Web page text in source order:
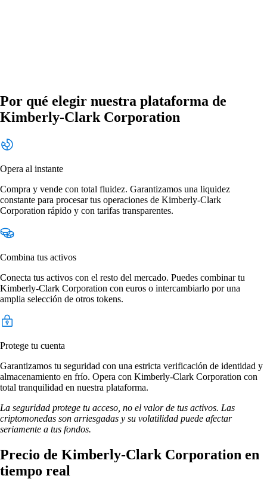
Por qué elegir nuestra plataforma de
Kimberly-Clark Corporation
Opera al instante
Compra y vende con total fluidez. Garantizamos una liquidez
constante para procesar tus operaciones de Kimberly-Clark
Corporation rápido y con tarifas transparentes.
Combina tus activos
Conecta tus activos con el resto del mercado. Puedes combinar tu
Kimberly-Clark Corporation con euros o intercambiarlo por una
amplia selección de otros tokens.
Protege tu cuenta
Garantizamos tu seguridad con una estricta verificación de identidad y
almacenamiento en frío. Opera con Kimberly-Clark Corporation con
total tranquilidad en nuestra plataforma.
La seguridad protege tu acceso, no el valor de tus activos. Las
criptomonedas son arriesgadas y su volatilidad puede afectar
seriamente a tus fondos.
Precio de Kimberly-Clark Corporation en
tiempo real